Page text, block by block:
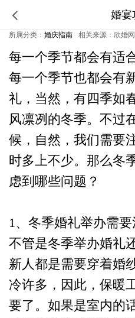
婚宴
冬季婚礼的举办需
所属分类： 婚庆指南 相关来源：欣婚网
每一个季节都会有适
每一个季节也都会有
礼，当然，有四季如
风凛冽的冬季。不过
候，自然，我们需要
时多上不少。 那么冬
虑到哪些问题 ？
1、冬季婚礼举办需
不管是冬季举办婚礼
新人都是需要穿着婚
冷许多，因此，保暖
要了。如果是室内的